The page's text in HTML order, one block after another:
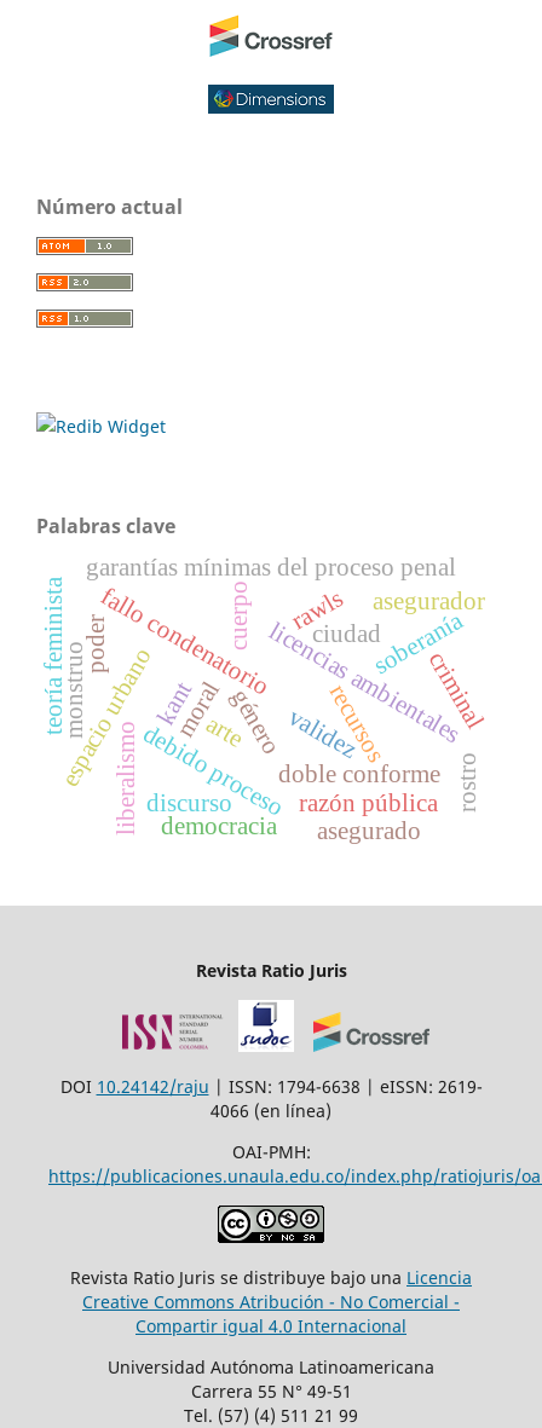
Número actual
Palabras clave
fallo condenatorio
recursos
doble conforme
debido proceso
garantías mínimas del proceso penal
licencias ambientales
validez
ciudad
espacio urbano género
teoría feminista soberanía
liberalismo
moralarte
kant
rawls
democracia
razón pública
discurso
cuerpo
rostro
monstruo criminal
poder
asegurador
asegurado
Revista Ratio Juris
DOI 10.24142/raju | ISSN: 1794-6638 | eISSN: 2619-
4066 (en línea)
OAI-PMH:
https://publicaciones.unaula.edu.co/index.php/ratiojuris/
Revista Ratio Juris se distribuye bajo una Licencia
Creative Commons Atribución - No Comercial -
Compartir igual 4.0 Internacional
Universidad Autónoma Latinoamericana
Carrera 55 N° 49-51
Tel. (57) (4) 511 21 99